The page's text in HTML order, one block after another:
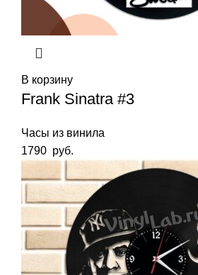
В корзину
Frank Sinatra #3
Часы из винила
1790 руб.